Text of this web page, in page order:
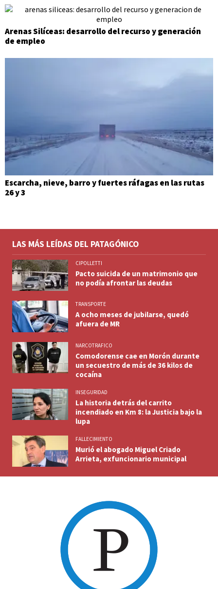
Arenas Silíceas: desarrollo del recurso y generación
de empleo
Escarcha, nieve, barro y fuertes ráfagas en las rutas
26 y 3
LAS MÁS LEÍDAS DEL PATAGÓNICO
CIPOLLETTI
Pacto suicida de un matrimonio que
no podía afrontar las deudas
TRANSPORTE
A ocho meses de jubilarse, quedó
afuera de MR
NARCOTRAFICO
Comodorense cae en Morón durante
un secuestro de más de 36 kilos de
cocaína
INSEGURIDAD
La historia detrás del carrito
incendiado en Km 8: la Justicia bajo la
lupa
FALLECIMIENTO
Murió el abogado Miguel Criado
Arrieta, exfuncionario municipal